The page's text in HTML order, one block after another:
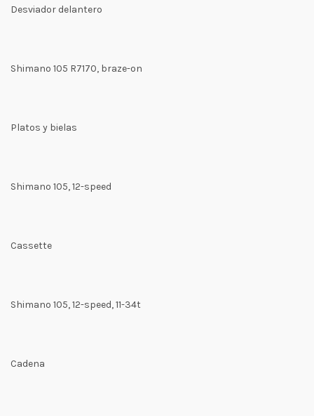
Desviador delantero
Shimano 105 R7170, braze-on
Platos y bielas
Shimano 105, 12-speed
Cassette
Shimano 105, 12-speed, 11-34t
Cadena